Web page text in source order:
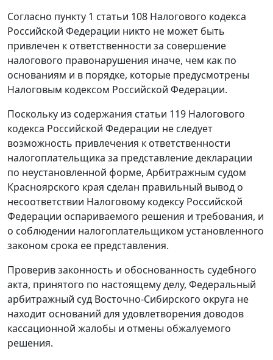
Согласно пункту 1 статьи 108 Налогового кодекса
Российской Федерации никто не может быть
привлечен к ответственности за совершение
налогового правонарушения иначе, чем как по
основаниям и в порядке, которые предусмотрены
Налоговым кодексом Российской Федерации.
Поскольку из содержания статьи 119 Налогового
кодекса Российской Федерации не следует
возможность привлечения к ответственности
налогоплательщика за представление декларации
по неустановленной форме, Арбитражным судом
Красноярского края сделан правильный вывод о
несоответствии Налоговому кодексу Российской
Федерации оспариваемого решения и требования, и
о соблюдении налогоплательщиком установленного
законом срока ее представления.
Проверив законность и обоснованность судебного
акта, принятого по настоящему делу, Федеральный
арбитражный суд Восточно-Сибирского округа не
находит оснований для удовлетворения доводов
кассационной жалобы и отмены обжалуемого
решения.